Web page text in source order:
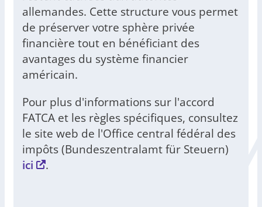
allemandes. Cette structure vous permet
de préserver votre sphère privée
financière tout en bénéficiant des
avantages du système financier
américain.
Pour plus d'informations sur l'accord
FATCA et les règles spécifiques, consultez
le site web de l'Office central fédéral des
impôts (Bundeszentralamt für Steuern)
ici
.